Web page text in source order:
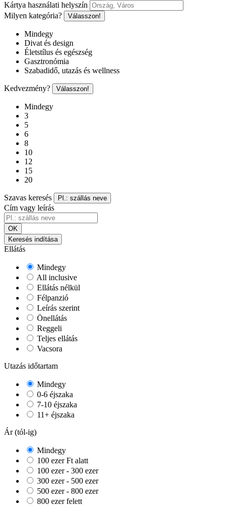
Kártya használati helyszín
Milyen kategória?
Válasszon!
Mindegy
Divat és design
Életstílus és egészség
Gasztronómia
Szabadidő, utazás és wellness
Kedvezmény? Válasszon!
Mindegy
3
5
6
8
10
12
15
20
Szavas keresés Pl.: szállás neve
Cím vagy leírás
OK
Keresés indítása
Ellátás
Mindegy
All inclusive
Ellátás nélkül
Félpanzió
Leírás szerint
Önellátás
Reggeli
Teljes ellátás
Vacsora
Utazás időtartam
Mindegy
0-6 éjszaka
7-10 éjszaka
11+ éjszaka
Ár (tól-ig)
Mindegy
100 ezer Ft alatt
100 ezer - 300 ezer
300 ezer - 500 ezer
500 ezer - 800 ezer
800 ezer felett